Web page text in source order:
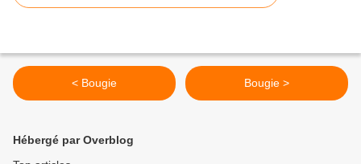
< Bougie Bougie >
Hébergé par Overblog